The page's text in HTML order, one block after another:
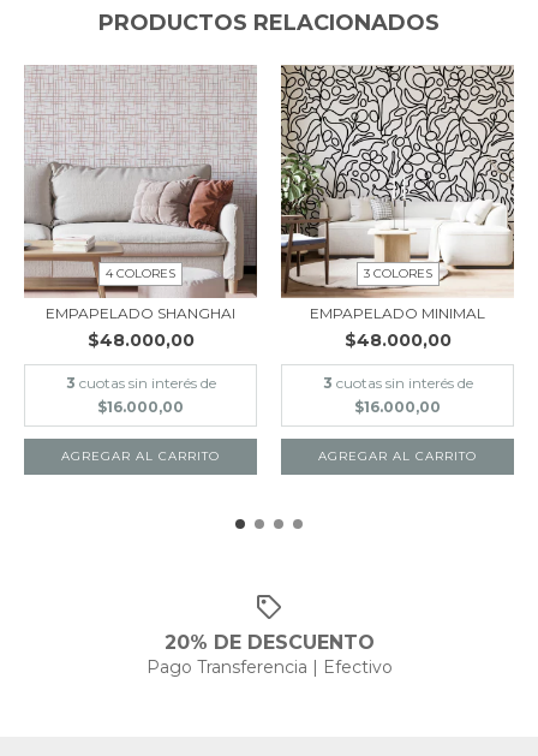
PRODUCTOS RELACIONADOS
4 COLORES
EMPAPELADO SHANGHAI
$48.000,00
3 cuotas sin interés de
$16.000,00
AGREGAR AL CARRITO
3 COLORES
EMPAPELADO MINIMAL
$48.000,00
3 cuotas sin interés de
$16.000,00
AGREGAR AL CARRITO
20% DE DESCUENTO
Pago Transferencia | Efectivo